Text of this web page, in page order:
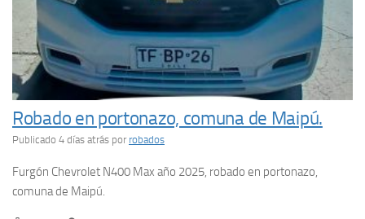
Robado en portonazo, comuna de Maipú.
Publicado 4 días atrás por robados
Furgón Chevrolet N400 Max año 2025, robado en portonazo,
comuna de Maipú.